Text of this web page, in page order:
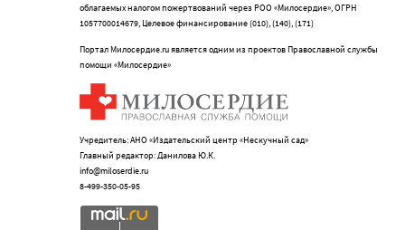
облагаемых налогом пожертвований через РОО «Милосердие», ОГРН
1057700014679, Целевое финансирование (010), (140), (171)
Портал Милосердие.ru является одним из проектов Православной службы
помощи «Милосердие»
Учредитель: АНО «Издательский центр «Нескучный сад»
Главный редактор: Данилова Ю.К.
info@miloserdie.ru
8-499-350-05-95